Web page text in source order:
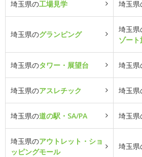
埼玉県の工場見学 埼玉県
埼玉県のグランピング
埼玉県
ゾート
埼玉県のタワー・展望台 埼玉県
埼玉県のアスレチック 埼玉県
埼玉県の道の駅・SA/PA 埼玉県
埼玉県のアウトレット・ショ
ッピングモール
埼玉県